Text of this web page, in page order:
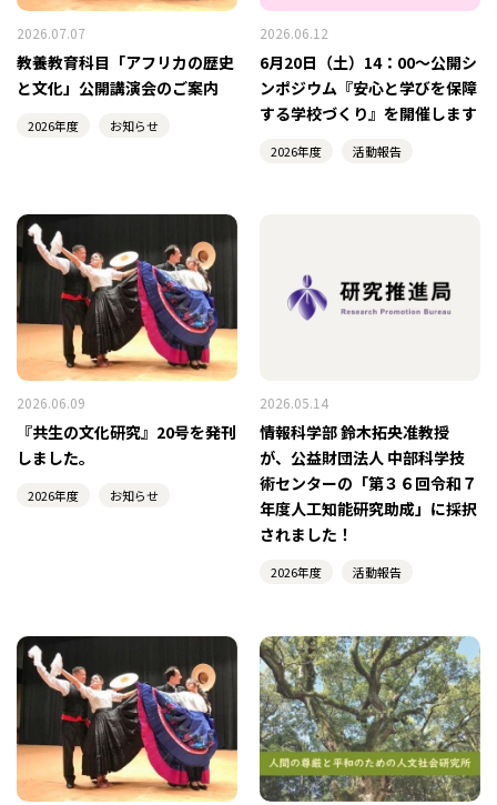
2026.07.07
教養教育科目「アフリカの歴史
と文化」公開講演会のご案内
2026年度 お知らせ
2026.06.12
6月20日（土）14：00～公開シ
ンポジウム『安心と学びを保障
する学校づくり』を開催します
2026年度 活動報告
2026.06.09
『共生の文化研究』20号を発刊
しました。
2026年度 お知らせ
2026.05.14
情報科学部 鈴木拓央准教授
が、公益財団法人 中部科学技
術センターの「第３６回令和７
年度人工知能研究助成」に採択
されました！
2026年度 活動報告